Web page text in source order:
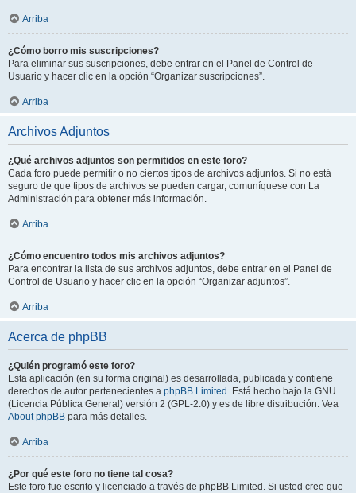
Arriba
¿Cómo borro mis suscripciones?
Para eliminar sus suscripciones, debe entrar en el Panel de Control de
Usuario y hacer clic en la opción “Organizar suscripciones”.
Arriba
Archivos Adjuntos
¿Qué archivos adjuntos son permitidos en este foro?
Cada foro puede permitir o no ciertos tipos de archivos adjuntos. Si no está
seguro de que tipos de archivos se pueden cargar, comuníquese con La
Administración para obtener más información.
Arriba
¿Cómo encuentro todos mis archivos adjuntos?
Para encontrar la lista de sus archivos adjuntos, debe entrar en el Panel de
Control de Usuario y hacer clic en la opción “Organizar adjuntos”.
Arriba
Acerca de phpBB
¿Quién programó este foro?
Esta aplicación (en su forma original) es desarrollada, publicada y contiene
derechos de autor pertenecientes a phpBB Limited . Está hecho bajo la GNU
(Licencia Pública General) versión 2 (GPL-2.0) y es de libre distribución. Vea
About phpBB para más detalles.
Arriba
¿Por qué este foro no tiene tal cosa?
Este foro fue escrito y licenciado a través de phpBB Limited. Si usted cree que